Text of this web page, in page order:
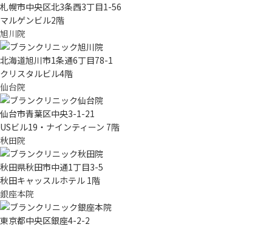
札幌市中央区北3条西3丁目1-56
マルゲンビル2階
旭川院
北海道旭川市1条通6丁目78-1
クリスタルビル4階
仙台院
仙台市青葉区中央3-1-21
USビル19・ナインティーン 7階
秋田院
秋田県秋田市中通1丁目3-5
秋田キャッスルホテル 1階
銀座本院
東京都中央区銀座4-2-2